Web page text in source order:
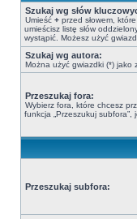
Szukaj wg słów
Umieść + przed słowem,
umieścisz listę słów
wystąpić. Możesz użyć
Szukaj wg autora:
Można użyć gwiazdki (*) jako
Przeszukaj fora:
Wybierz fora, które chcesz
funkcja „Przeszukuj subfora”,
Przeszukaj subfora: